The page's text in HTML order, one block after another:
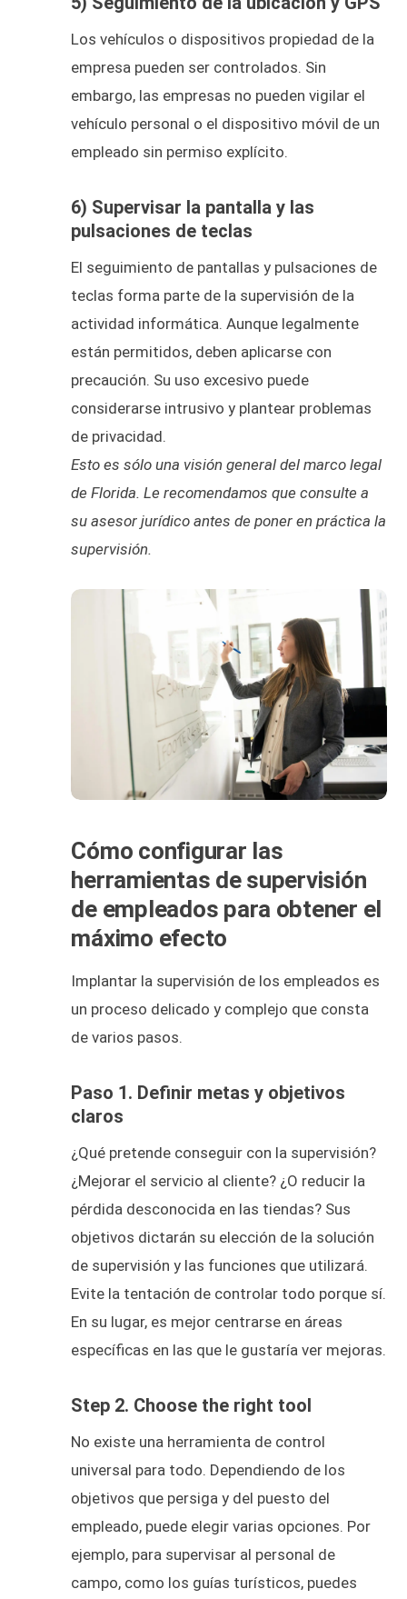
Los vehículos o dispositivos propiedad de la
empresa pueden ser controlados. Sin
embargo, las empresas no pueden vigilar el
vehículo personal o el dispositivo móvil de un
empleado sin permiso explícito.
6) Supervisar la pantalla y las
pulsaciones de teclas
El seguimiento de pantallas y pulsaciones de
teclas forma parte de la supervisión de la
actividad informática. Aunque legalmente
están permitidos, deben aplicarse con
precaución. Su uso excesivo puede
considerarse intrusivo y plantear problemas
de privacidad.
Esto es sólo una visión general del marco legal
de Florida. Le recomendamos que consulte a
su asesor jurídico antes de poner en práctica la
supervisión.
Cómo configurar las
herramientas de supervisión
de empleados para obtener el
máximo efecto
Implantar la supervisión de los empleados es
un proceso delicado y complejo que consta
de varios pasos.
Paso 1. Definir metas y objetivos
claros
¿Qué pretende conseguir con la supervisión?
¿Mejorar el servicio al cliente? ¿O reducir la
pérdida desconocida en las tiendas? Sus
objetivos dictarán su elección de la solución
de supervisión y las funciones que utilizará.
Evite la tentación de controlar todo porque sí.
En su lugar, es mejor centrarse en áreas
específicas en las que le gustaría ver mejoras.
Step 2. Choose the right tool
No existe una herramienta de control
universal para todo. Dependiendo de los
objetivos que persiga y del puesto del
empleado, puede elegir varias opciones. Por
ejemplo, para supervisar al personal de
campo, como los guías turísticos, puedes